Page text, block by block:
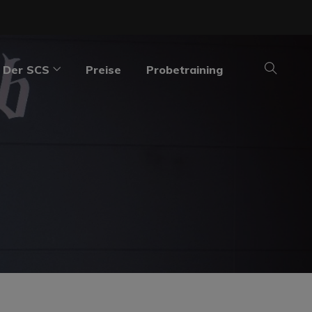
Der SCS Preise Probetraining